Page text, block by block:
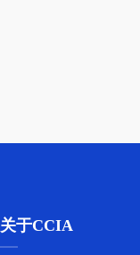
关于CCIA